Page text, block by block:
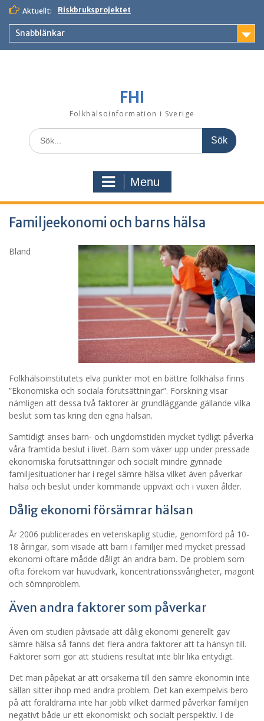
Skip
content
Aktuellt: Riskbruksprojektet
Snabblänkar
FHI
Folkhälsoinformation i Sverige
Search
for:
Menu
Familjeekonomi och barns hälsa
Bland
Folkhälsoinstitutets elva punkter mot en bättre folkhälsa finns
”Ekonomiska och sociala förutsättningar”. Forskning visar
nämligen att dessa två faktorer är grundläggande gällande vilka
beslut som tas kring den egna hälsan.
Samtidigt anses barn- och ungdomstiden mycket tydligt påverka
våra framtida beslut i livet. Barn som växer upp under pressade
ekonomiska förutsättningar och socialt mindre gynnade
familjesituationer har i regel sämre hälsa vilket även påverkar
hälsa och beslut under kommande uppväxt och i vuxen ålder.
Dålig ekonomi försämrar hälsan
År 2006 publicerades en vetenskaplig studie, genomförd på 10-
18 åringar, som visade att barn i familjer med mycket pressad
ekonomi oftare mådde dåligt än andra barn. De problem som
ofta förekom var huvudvärk, koncentrationssvårigheter, magont
och sömnproblem.
Även andra faktorer som påverkar
Även om studien påvisade att dålig ekonomi generellt gav
sämre hälsa så fanns det flera andra faktorer att ta hänsyn till.
Faktorer som gör att studiens resultat inte blir lika entydigt.
Det man påpekat är att orsakerna till den sämre ekonomin inte
sällan sitter ihop med andra problem. Det kan exempelvis bero
på att föräldrarna inte har jobb vilket därmed påverkar familjen
negativt både ur ett ekonomiskt och socialt perspektiv. I de